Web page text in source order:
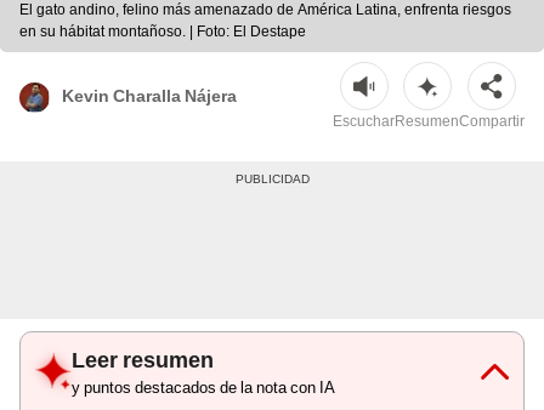
El gato andino, felino más amenazado de América Latina, enfrenta riesgos
en su hábitat montañoso. | Foto: El Destape
Kevin Charalla Nájera
EscucharResumenCompartir
Leer resumen
y puntos destacados de la nota con IA